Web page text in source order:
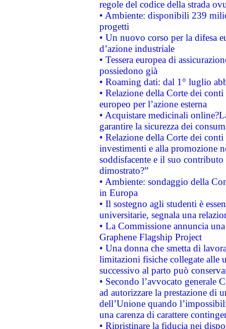
regole del codice della strada
• Ambiente: disponibili 239
progetti
• Un nuovo corso per la difesa
d’azione industriale
• Tessera europea di
possiedono già
• Roaming dati: dal 1° luglio
• Relazione della Corte dei
europeo per l’azione esterna
• Acquistare medicinali
garantire la sicurezza dei
• Relazione della Corte dei
investimenti e alla promozione
soddisfacente e il suo
dimostrato?”
• Ambiente: sondaggio della
in Europa
• Il sostegno agli studenti è
universitarie, segnala una
• La Commissione annuncia
Graphene Flagship Project
• Una donna che smetta di
limitazioni fisiche collegate alle
successivo al parto può
• Secondo l’avvocato
ad autorizzare la prestazione di
dell’Unione quando
una carenza di carattere
• Ripristinare la fiducia nei